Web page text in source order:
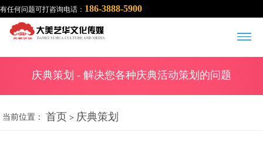
有任何问题可打咨询电话： 186-3888-5900
庆典策划 - 解决您各种庆典活动策划的问题
当前位置： 首页 > 庆典策划